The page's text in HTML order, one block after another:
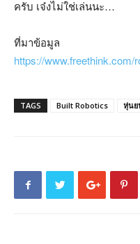
ครับ เจ๋งไม่ใช่เล่นนะ…
ที่มาข้อมูล
https://www.freethink.com/
TAGS Built Robotics หุ่นย